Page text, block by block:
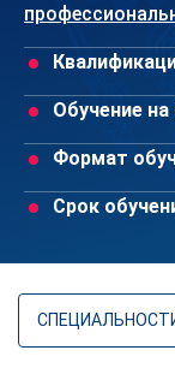
Обучение на
Формат
Срок